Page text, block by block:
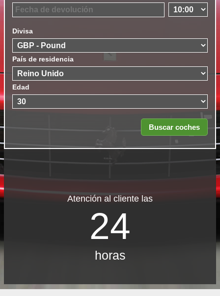
Divisa
País de residencia
Edad
Atención al cliente las
24
horas